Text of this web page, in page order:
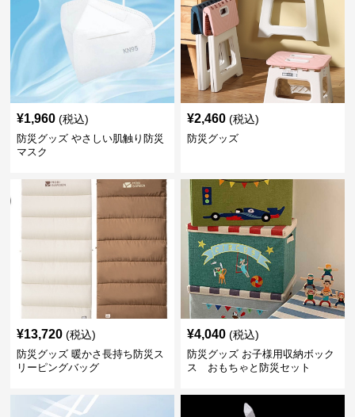
¥1,960 (税込)
防災グッズ やさしい肌触り防災
マスク
¥2,460 (税込)
防災グッズ
¥13,720 (税込)
防災グッズ 暖かさ長持ち防災ス
リーピングバッグ
¥4,040 (税込)
防災グッズ お子様用収納ボック
ス おもちゃと防災セット